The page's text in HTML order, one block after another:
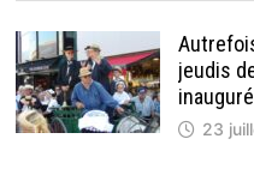
jeudis
23